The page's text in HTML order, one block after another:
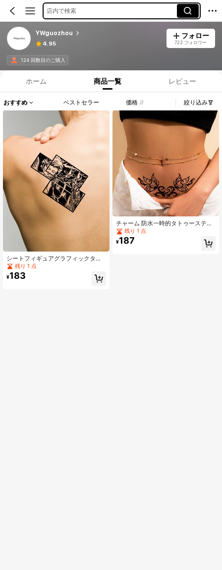
店内で検索
YWguozhou
4.95
フォロー
722 フォロワー
124 回数目のご購入
ホーム 商品一覧 レビュー
おすすめ ベストセラー 価格 絞り込み
シートフィギュアグラフィックタト
ゥーステッカー
残り 1 点
¥183
チャーム 防水一時的タトゥーステッ
カー 女性の胸、プライベートパー
ツ、お腹に、セクシー&大人の魅力
男女兼用タトゥーステッカー
残り 1 点
¥187